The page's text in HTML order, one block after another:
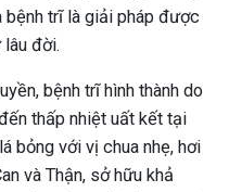
trĩ là giải pháp được
lâu đời.
bệnh trĩ hình thành do
thấp nhiệt uất kết tại
bỏng với vị chua nhẹ, hơi
và Thận, sở hữu khả